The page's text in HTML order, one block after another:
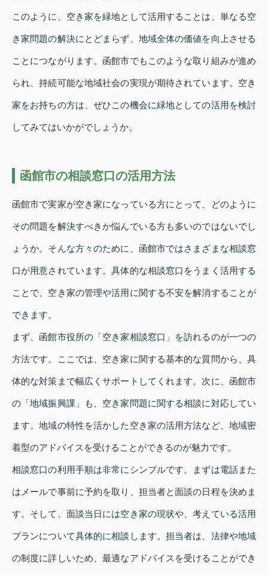
このように、空き家を緑地として活用することは、単なる空
き家問題の解決にとどまらず、地域全体の価値を向上させる
ことにつながります。函館市でもこのような取り組みが進め
られ、持続可能な地域社会の実現が期待されています。空き
家をお持ちの方は、ぜひこの機会に緑地としての活用を検討
してみてはいかがでしょうか。
函館市の相談窓口の活用方法
函館市で実家が空き家になっている方にとって、どのように
その問題を解決すべきか悩んでいる方も多いのではないでし
ょうか。そんな方々のために、函館市ではさまざまな相談窓
口が用意されています。具体的な相談窓口をうまく活用する
ことで、空き家の管理や活用に関する不安を解消することが
できます。
まず、函館市役所の「空き家相談窓口」を訪れるのが一つの
方法です。ここでは、空き家に関する基本的な質問から、具
体的な対策まで幅広くサポートしてくれます。次に、函館市
の「地域振興課」も、空き家問題に関する相談に対応してい
ます。地域の特性を活かした空き家の活用方法など、地域密
着型のアドバイスを受けることができるのが魅力です。
相談窓口の利用手順は非常にシンプルです。まずは電話また
はメールで事前に予約を取り、担当者と面談の日程を決めま
す。そして、面談当日には空き家の現状や、考えている活用
プランについて具体的に相談します。担当者は、法律や地域
の制度に詳しいため、最適なアドバイスを受けることができ